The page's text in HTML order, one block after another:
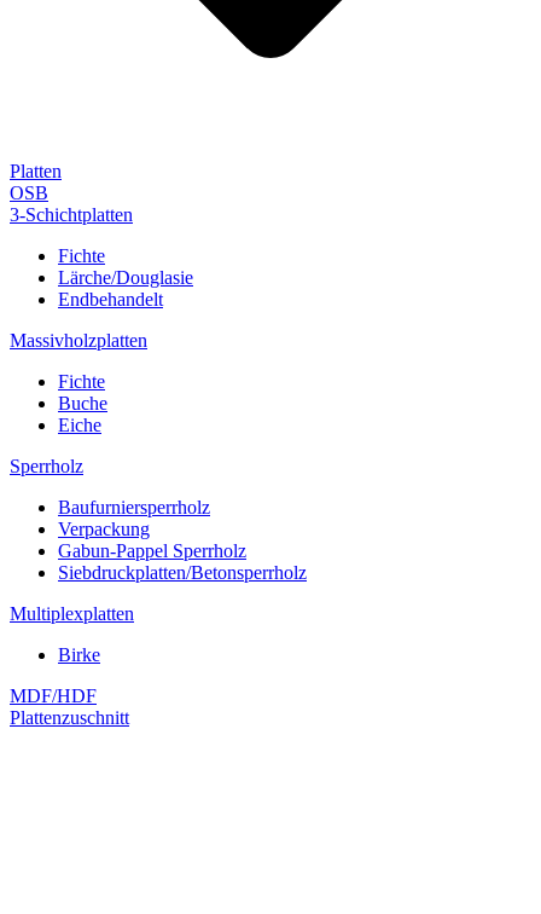
Platten
OSB
3-Schichtplatten
Fichte
Lärche/Douglasie
Endbehandelt
Massivholzplatten
Fichte
Buche
Eiche
Sperrholz
Baufurniersperrholz
Verpackung
Gabun-Pappel Sperrholz
Siebdruckplatten/Betonsperrholz
Multiplexplatten
Birke
MDF/HDF
Plattenzuschnitt